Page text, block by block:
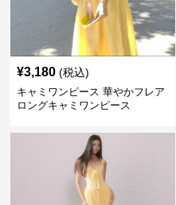
¥3,180 (税込)
キャミワンピース 華やかフレア
ロングキャミワンピース